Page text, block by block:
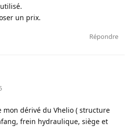
un prix.
Répondre
mon dérivé du Vhelio ( structure
frein hydraulique, siège et